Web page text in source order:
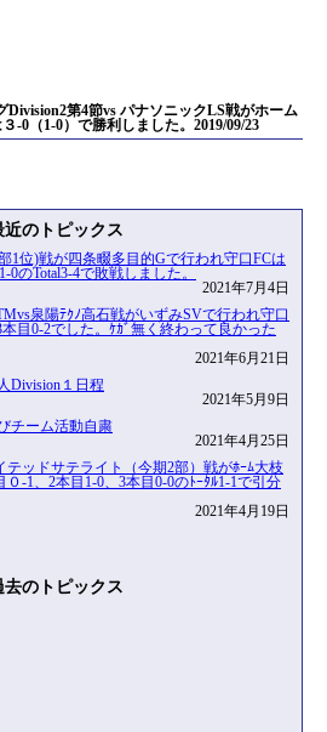
Division2第4節vs パナソニックLS戦がホーム
-0（1-0）で勝利しました。 2019/09/23
近のトピックス
1位)戦が四条畷多目的Gで行われ守口FCは
0のTotal3-4で敗戦しました。
2021年7月4日
泉陽ﾃｸﾉ高石戦がいずみSVで行われ守口
目0-2でした。ｹｶﾞ無く終わって良かった
2021年6月21日
Division１日程
2021年5月9日
チーム活動自粛
2021年4月25日
ッドサテライト（今期2部）戦がﾎｰﾑ大枝
-1、2本目1-0、3本目0-0のﾄｰﾀﾙ1-1で引分
2021年4月19日
去のトピックス